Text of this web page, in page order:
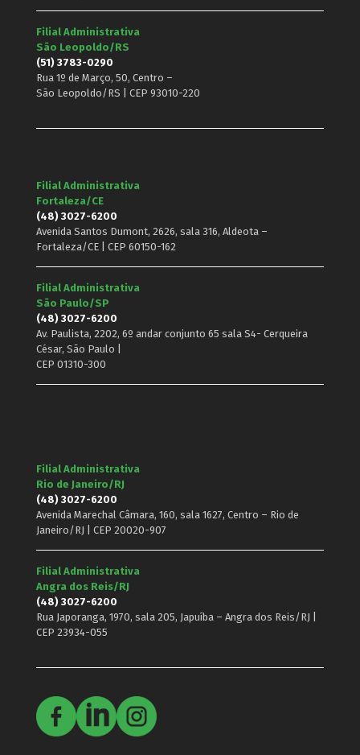
Filial Administrativa
São Leopoldo/RS
(51) 3783-0290
Rua 1º de Março, 50, Centro –
São Leopoldo/RS | CEP 93010-220
Filial Administrativa
Fortaleza/CE
(48) 3027-6200
Avenida Santos Dumont, 2626, sala 316, Aldeota –
Fortaleza/CE | CEP 60150-162
Filial Administrativa
São Paulo/SP
(48) 3027-6200
Av. Paulista, 2202, 6º andar conjunto 65 sala S4- Cerqueira
César, São Paulo |
CEP 01310-300
Filial Administrativa
Rio de Janeiro/RJ
(48) 3027-6200
Avenida Marechal Câmara, 160, sala 1627, Centro – Rio de
Janeiro/RJ | CEP 20020-907
Filial Administrativa
Angra dos Reis/RJ
(48) 3027-6200
Rua Japoranga, 1970, sala 205, Japuíba – Angra dos Reis/RJ |
CEP 23934-055